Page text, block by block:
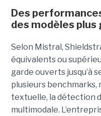
Des
des modèles plus
Selon Mistral,
équivalents ou
garde ouverts jusqu’à
plusieurs benchmarks,
textuelle, la détection
multimodale.